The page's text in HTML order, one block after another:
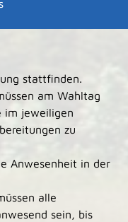
stattfinden.
am Wahltag
im jeweiligen
zu
Anwesenheit in der
alle
sein, bis